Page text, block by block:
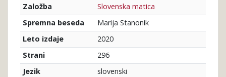
Založba
Slovenska matica
Spremna beseda
Marija Stanonik
Leto izdaje
2020
Strani
296
Jezik
slovenski